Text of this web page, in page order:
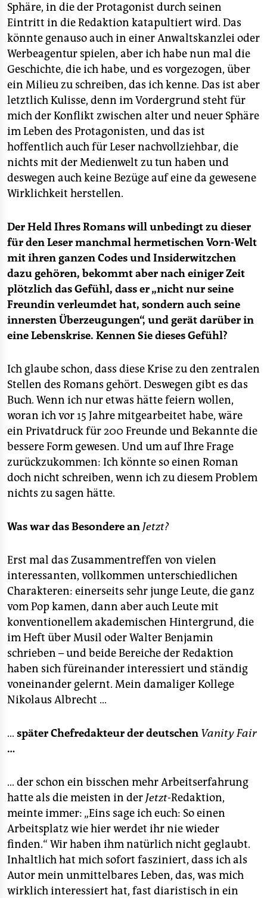
Sphäre, in die der Protagonist durch seinen
Eintritt in die Redaktion katapultiert wird. Das
könnte genauso auch in einer Anwaltskanzlei oder
Werbeagentur spielen, aber ich habe nun mal die
Geschichte, die ich habe, und es vorgezogen, über
ein Milieu zu schreiben, das ich kenne. Das ist aber
letztlich Kulisse, denn im Vordergrund steht für
mich der Konflikt zwischen alter und neuer Sphäre
im Leben des Protagonisten, und das ist
hoffentlich auch für Leser nachvollziehbar, die
nichts mit der Medienwelt zu tun haben und
deswegen auch keine Bezüge auf eine da gewesene
Wirklichkeit herstellen.
Der Held Ihres Romans will unbedingt zu dieser
für den Leser manchmal hermetischen Vorn-Welt
mit ihren ganzen Codes und Insiderwitzchen
dazu gehören, bekommt aber nach einiger Zeit
plötzlich das Gefühl, dass er „nicht nur seine
Freundin verleumdet hat, sondern auch seine
innersten Überzeugungen“, und gerät darüber in
eine Lebenskrise. Kennen Sie dieses Gefühl?
Ich glaube schon, dass diese Krise zu den zentralen
Stellen des Romans gehört. Deswegen gibt es das
Buch. Wenn ich nur etwas hätte feiern wollen,
woran ich vor 15 Jahre mitgearbeitet habe, wäre
ein Privatdruck für 200 Freunde und Bekannte die
bessere Form gewesen. Und um auf Ihre Frage
zurückzukommen: Ich könnte so einen Roman
doch nicht schreiben, wenn ich zu diesem Problem
nichts zu sagen hätte.
Was war das Besondere an Jetzt?
Erst mal das Zusammentreffen von vielen
interessanten, vollkommen unterschiedlichen
Charakteren: einerseits sehr junge Leute, die ganz
vom Pop kamen, dann aber auch Leute mit
konventionellem akademischen Hintergrund, die
im Heft über Musil oder Walter Benjamin
schrieben – und beide Bereiche der Redaktion
haben sich füreinander interessiert und ständig
voneinander gelernt. Mein damaliger Kollege
Nikolaus Albrecht …
… später Chefredakteur der deutschen Vanity Fair
…
… der schon ein bisschen mehr Arbeitserfahrung
hatte als die meisten in der Jetzt-Redaktion,
meinte immer: „Eins sage ich euch: So einen
Arbeitsplatz wie hier werdet ihr nie wieder
finden.“ Wir haben ihm natürlich nicht geglaubt.
Inhaltlich hat mich sofort fasziniert, dass ich als
Autor mein unmittelbares Leben, das, was mich
wirklich interessiert hat, fast diaristisch in ein